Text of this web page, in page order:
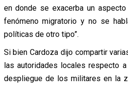
en donde se exacerba un
fenómeno migratorio y no se
políticas de otro tipo”.
Si bien Cardoza dijo compartir
las autoridades locales respecto
despliegue de los militares en la